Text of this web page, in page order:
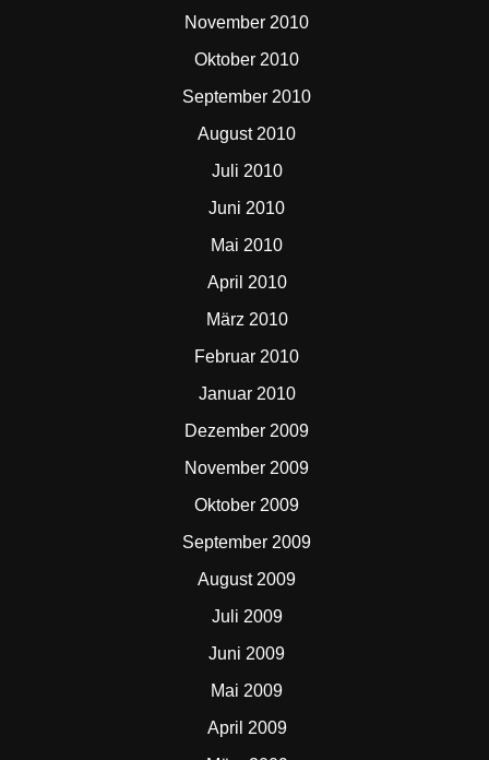
November 2010
Oktober 2010
September 2010
August 2010
Juli 2010
Juni 2010
Mai 2010
April 2010
März 2010
Februar 2010
Januar 2010
Dezember 2009
November 2009
Oktober 2009
September 2009
August 2009
Juli 2009
Juni 2009
Mai 2009
April 2009